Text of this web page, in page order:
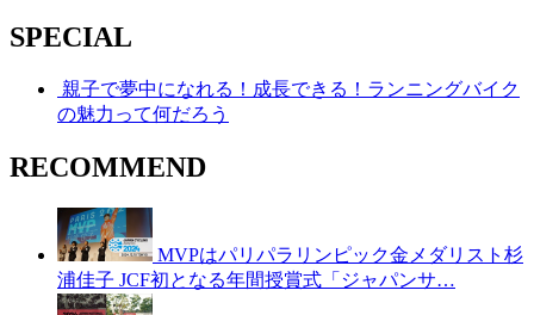
SPECIAL
親子で夢中になれる！成長できる！ランニングバイク
の魅力って何だろう
RECOMMEND
MVPはパリパラリンピック金メダリスト杉
浦佳子 JCF初となる年間授賞式「ジャパンサ…